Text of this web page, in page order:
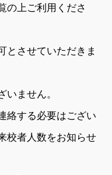
の上ご利用くださ
させていただきま
ません。
する必要はござい
校者人数をお知らせ